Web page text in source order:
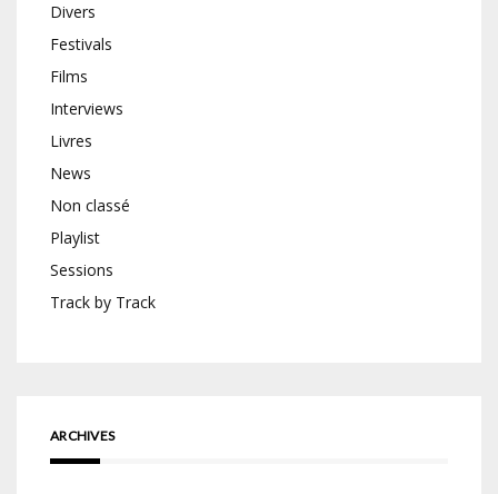
Divers
Festivals
Films
Interviews
Livres
News
Non classé
Playlist
Sessions
Track by Track
ARCHIVES